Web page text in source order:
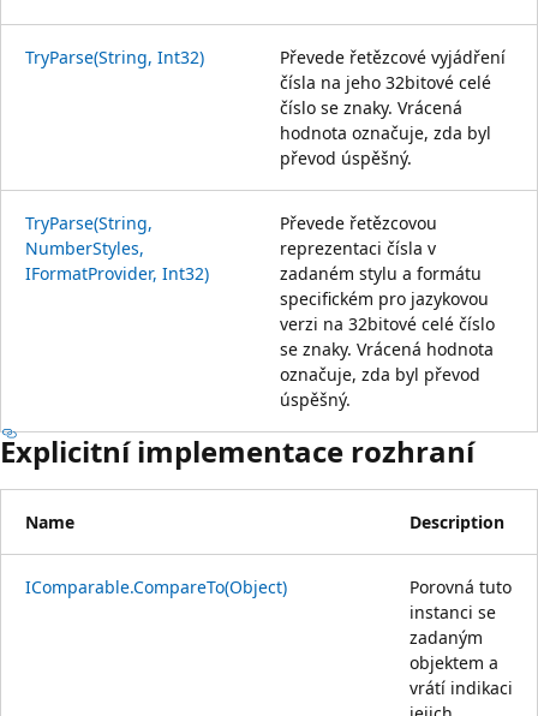
TryParse(String, Int32)
Převede řetězcové vyjádření
čísla na jeho 32bitové celé
číslo se znaky. Vrácená
hodnota označuje, zda byl
převod úspěšný.
TryParse(String,
NumberStyles,
IFormatProvider, Int32)
Převede řetězcovou
reprezentaci čísla v
zadaném stylu a formátu
specifickém pro jazykovou
verzi na 32bitové celé číslo
se znaky. Vrácená hodnota
označuje, zda byl převod
úspěšný.
Explicitní implementace rozhraní
Name Description
IComparable.CompareTo(Object)
Porovná tuto
instanci se
zadaným
objektem a
vrátí indikaci